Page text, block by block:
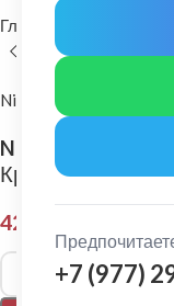
+7 (977)
Главная
Nicoband
Nicoband:
Красный
425,00
Alternative: